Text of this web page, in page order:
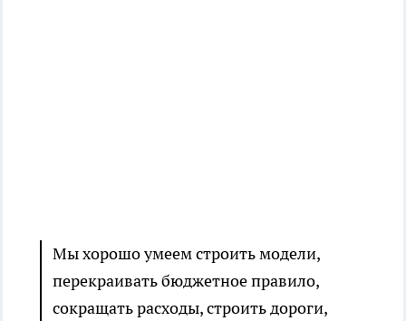
Мы хорошо умеем строить модели,
перекраивать бюджетное правило,
сокращать расходы, строить дороги,